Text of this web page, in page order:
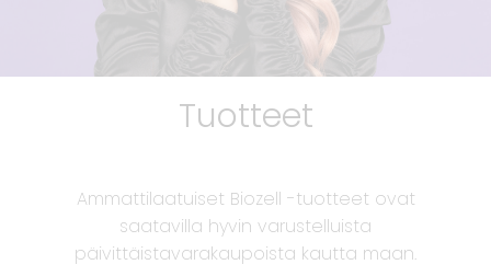
Tuotteet
Ammattilaatuiset Biozell -tuotteet ovat
saatavilla hyvin varustelluista
päivittäistavarakaupoista kautta maan.